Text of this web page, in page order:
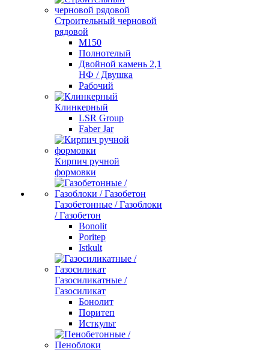
Строительный черновой
рядовой
М150
Полнотелый
Двойной камень 2,1
НФ / Двушка
Рабочий
Клинкерный
LSR Group
Faber Jar
Кирпич ручной
формовки
Газобетонные / Газоблоки
/ Газобетон
Bonolit
Poritep
Istkult
Газосиликатные /
Газосиликат
Бонолит
Поритеп
Исткульт